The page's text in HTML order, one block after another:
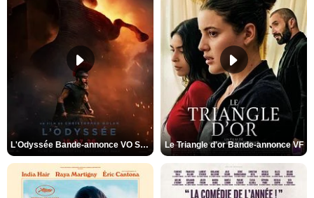
L'Odyssée Bande-annonce VO STFR Le Triangle d'or Bande-annonce VF